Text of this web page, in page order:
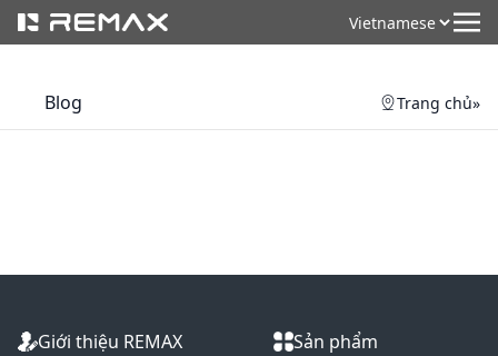
Blog Trang chủ»
Giới thiệu REMAX Sản phẩm